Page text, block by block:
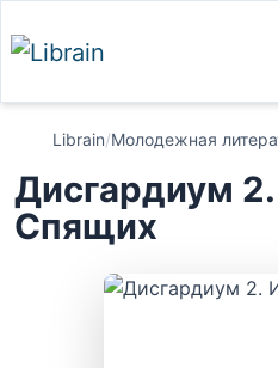
Librain/Молодежная
Дисгардиум
Спящих